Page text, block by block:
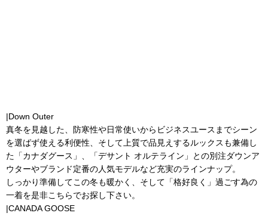
|Down Outer
真冬を見越した、防寒性や日常使いからビジネスユースまでシーン
を選ばず使える利便性、そして上質で品見えするルックスも兼備し
た「カナダグース」、「デサント オルテライン」との別注ダウンア
ウターやブランド定番の人気モデルなど充実のラインナップ。
しっかり準備してこの冬も暖かく、そして「格好良く」過ごす為の
一着を是非こちらでお探し下さい。
|CANADA GOOSE